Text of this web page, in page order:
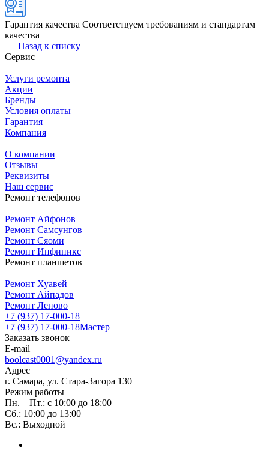
Гарантия качества Соответствуем требованиям и стандартам
качества
Назад к списку
Сервис
Услуги ремонта
Акции
Бренды
Условия оплаты
Гарантия
Компания
О компании
Отзывы
Реквизиты
Наш сервис
Ремонт телефонов
Ремонт Айфонов
Ремонт Самсунгов
Ремонт Сяоми
Ремонт Инфиникс
Ремонт планшетов
Ремонт Хуавей
Ремонт Айпадов
Ремонт Леново
+7 (937) 17-000-18
+7 (937) 17-000-18Мастер
Заказать звонок
E-mail
boolcast0001@yandex.ru
Адрес
г. Самара, ул. Стара-Загора 130
Режим работы
Пн. – Пт.: с 10:00 до 18:00
Сб.: 10:00 до 13:00
Вс.: Выходной